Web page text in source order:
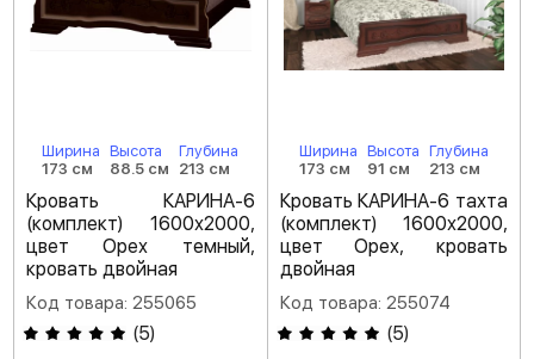
Ширина
173 см
Высота
88.5 см
Глубина
213 см
Кровать КАРИНА-6
(комплект) 1600х2000,
цвет Орех темный,
кровать двойная
Код товара: 255065
(5)
Ширина
173 см
Высота
91 см
Глубина
213 см
Кровать КАРИНА-6 тахта
(комплект) 1600х2000,
цвет Орех, кровать
двойная
Код товара: 255074
(5)